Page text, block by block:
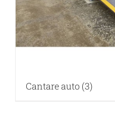
Cantare auto (3)